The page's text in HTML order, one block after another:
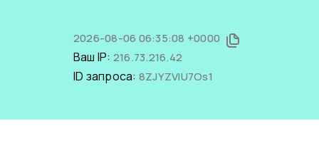
2026-08-06 06:35:08 +0000
Ваш IP: 216.73.216.42
ID запроса: 8ZJYZVIU7Os1